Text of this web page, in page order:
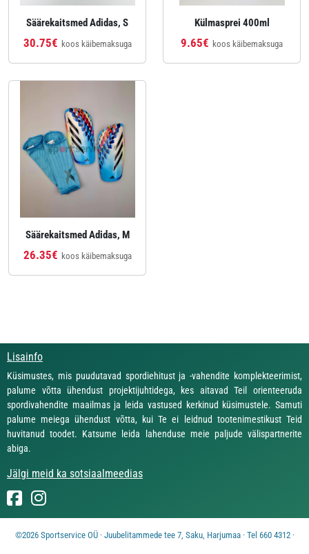
Säärekaitsmed Adidas, S
30.75€ koos käibemaksuga
Külmasprei 400ml
9.65€ koos käibemaksuga
Säärekaitsmed Adidas, M
26.35€ koos käibemaksuga
Lisainfo
Küsimustes, mis puudutavad spordiehitust ja -vahendite komplekteerimist,
palume võtta ühendust projektijuhtidega, kes aitavad Teil orienteeruda
spordivahendite maailmas ja leida vastused kerkinud küsimustele. Samuti
palume meiega ühendust võtta, kui Te ei leidnud tootenimestikust Teid
huvitanud toodet. Katsume leida lahenduse meie paljude välispartnerite
abiga.
Jälgi meid ka sotsiaalmeedias
©2026 Sportservice OÜ · Juubelitammede tee 7, Saku, Harjumaa · Tel 660 4312 ·